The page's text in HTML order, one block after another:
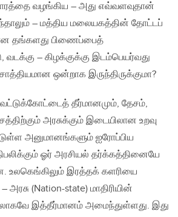
வழங்கிய – அது எவ்வளவுதான்
– மத்திய மலையகத்தின் தோட்டப்
தங்களது பிணைப்பைத்
– கிழக்குக்கு இடம்பெயர்வது
ஒன்றாக இருந்திருக்குமா?
வட்டுக்கோட்டைத் தீர்மானமும், தேசம்,
அரசுக்கும் இடையிலான உறவு
அனுமானங்களும் ஐரோப்பிய
ஓர் அரசியல் தர்க்கத்தினையே
உலகெங்கிலும் இரத்தக் களரியை
அரசு (Nation-state) மாதிரியின்
இத்தீர்மானம் அமைந்துள்ளது. இது